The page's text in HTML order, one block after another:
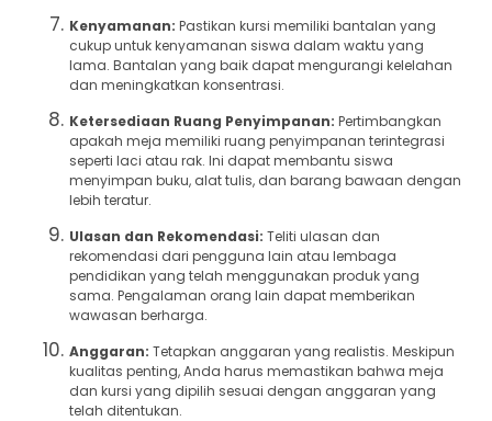
Kenyamanan: Pastikan kursi memiliki bantalan yang
cukup untuk kenyamanan siswa dalam waktu yang
lama. Bantalan yang baik dapat mengurangi kelelahan
dan meningkatkan konsentrasi.
Ketersediaan Ruang Penyimpanan: Pertimbangkan
apakah meja memiliki ruang penyimpanan terintegrasi
seperti laci atau rak. Ini dapat membantu siswa
menyimpan buku, alat tulis, dan barang bawaan dengan
lebih teratur.
Ulasan dan Rekomendasi: Teliti ulasan dan
rekomendasi dari pengguna lain atau lembaga
pendidikan yang telah menggunakan produk yang
sama. Pengalaman orang lain dapat memberikan
wawasan berharga.
Anggaran: Tetapkan anggaran yang realistis. Meskipun
kualitas penting, Anda harus memastikan bahwa meja
dan kursi yang dipilih sesuai dengan anggaran yang
telah ditentukan.